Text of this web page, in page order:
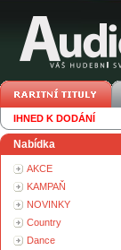
IHNED K DODÁNÍ
Nabídka
AKCE
KAMPAŇ
NOVINKY
Country
Dance